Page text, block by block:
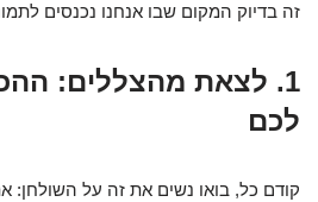
זה בדיוק המקום שבו אנחנו נכנסים
1. לצאת מהצללים:
לכם
קודם כל, בואו נשים את זה על השולחן: